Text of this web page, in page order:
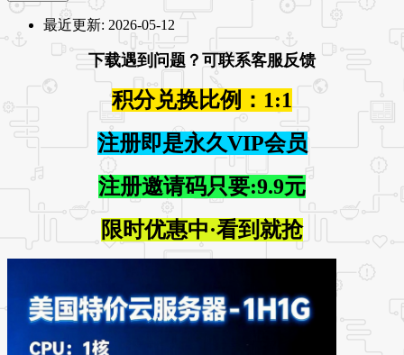
最近更新: 2026-05-12
下载遇到问题？可联系客服反馈
积分兑换比例：1:1
注册即是永久VIP会员
注册邀请码只要:9.9元
限时优惠中·看到就抢